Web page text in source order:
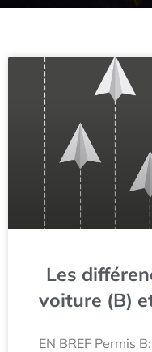
Les
voiture (B)
EN BREF Permis